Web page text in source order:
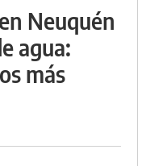
Neuquén
agua:
más